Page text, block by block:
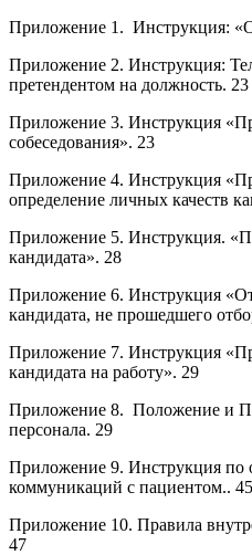
Приложение 1. Инструкция:
Приложение 2. Инструкция:
претендентом на должность. 23
Приложение 3. Инструкция
собеседования». 23
Приложение 4. Инструкция
определение личных качеств
Приложение 5. Инструкция.
кандидата». 28
Приложение 6. Инструкция
кандидата, не прошедшего
Приложение 7. Инструкция
кандидата на работу». 29
Приложение 8. Положение и
персонала. 29
Приложение 9. Инструкция по
коммуникаций с пациентом.. 45
Приложение 10. Правила
47